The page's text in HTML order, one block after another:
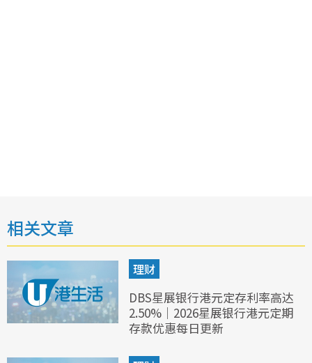
相关文章
理财
DBS星展银行港元定存利率高达
2.50%｜2026星展银行港元定期
存款优惠每日更新